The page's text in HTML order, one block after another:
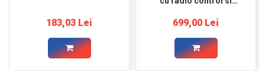
183,03 Lei 699,00 Lei